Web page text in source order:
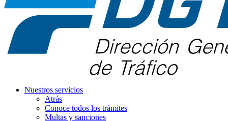
Nuestros servicios
Atrás
Conoce todos los trámites
Multas y sanciones